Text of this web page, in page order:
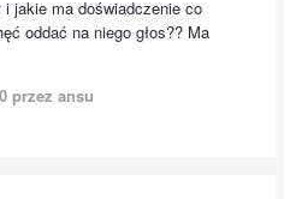
jakie ma doświadczenie co
oddać na niego głos?? Ma
przez ansu